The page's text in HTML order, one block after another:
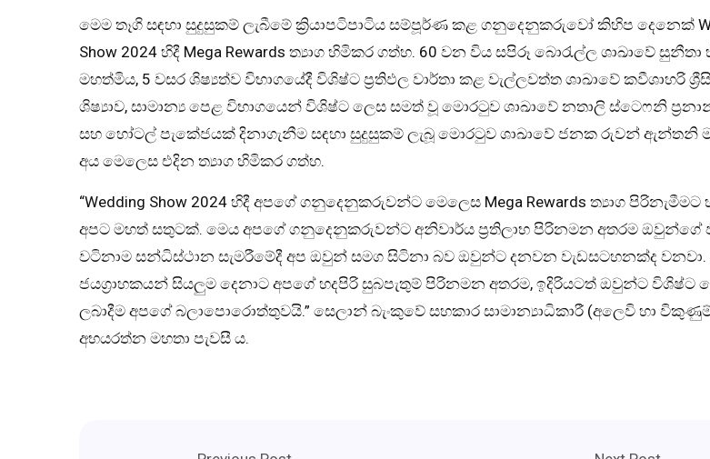
මෙම තෑගි සඳහා සුදුසුකම් ලැබීමේ ක්‍රියාපටිපාටිය සම්පූර්ණ කළ ගනුදෙනුකරුවෝ කිහිප දෙනෙක්
Show 2024 හිදී Mega Rewards ත්‍යාග හිමිකර ගත්හ. 60 වන විය සපිරූ බොරැල්ල ශාඛාවේ
මහත්මිය, 5 වසර ශිෂ්‍යත්ව විභාගයේදී විශිෂ්ට ප්‍රතිඵල වාර්තා කළ වැල්ලවත්ත ශාඛාවේ කවීශාහරි
ශිෂ්‍යාව, සාමාන්‍ය පෙළ විභාගයෙන් විශිෂ්ට ලෙස සමත් වූ මොරටුව ශාඛාවේ නතාලි ස්ටෙෆනි
සහ හෝටල් පැකේජයක් දිනාගැනීම සඳහා සුදුසුකම් ලැබූ මොරටුව ශාඛාවේ ජනක රුවන් ඇන්තනි
අය මෙලෙස එදින ත්‍යාග හිමිකර ගත්හ.
“Wedding Show 2024 හිදී අපගේ ගනුදෙනුකරුවන්ට මෙලෙස Mega Rewards ත්‍යාග පිරිනැමීමට
අපට මහත් සතුටක්. මෙය අපගේ ගනුදෙනුකරුවන්ට අනිවාර්ය ප්‍රතිලාභ පිරිනමන අතරම ඔවුන්ගේ
වටිනාම සන්ධිස්ථාන සැමරීමේදී අප ඔවුන් සමග සිටිනා බව ඔවුන්ට දනවන වැඩසටහනක්ද වනවා.
ජයග්‍රාහකයන් සියලුම දෙනාට අපගේ හදපිරි සුබපැතුම් පිරිනමන අතරම, ඉදිරියටත් ඔවුන්ට විශිෂ්ට
ලබාදීම අපගේ බලාපොරොත්තුවයි.” සෙලාන් බැංකුවේ සහකාර සාමාන්‍යාධිකාරී (අලෙවි හා
අභයරත්න මහතා පැවසී ය.